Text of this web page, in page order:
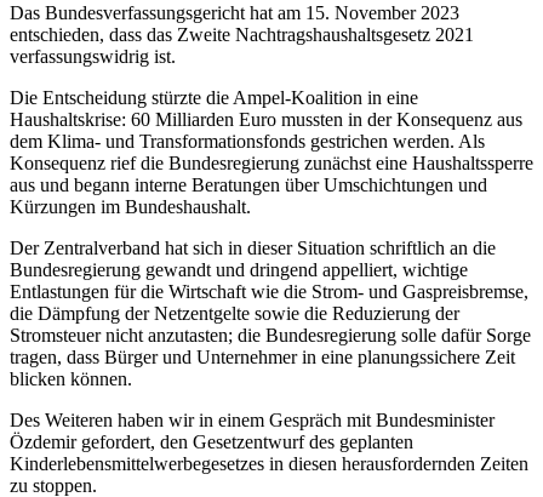
Das Bundesverfassungsgericht hat am 15. November 2023
entschieden, dass das Zweite Nachtragshaushaltsgesetz 2021
verfassungswidrig ist.
Die Entscheidung stürzte die Ampel-Koalition in eine
Haushaltskrise: 60 Milliarden Euro mussten in der Konsequenz aus
dem Klima- und Transformationsfonds gestrichen werden. Als
Konsequenz rief die Bundesregierung zunächst eine Haushaltssperre
aus und begann interne Beratungen über Umschichtungen und
Kürzungen im Bundeshaushalt.
Der Zentralverband hat sich in dieser Situation schriftlich an die
Bundesregierung gewandt und dringend appelliert, wichtige
Entlastungen für die Wirtschaft wie die Strom- und Gaspreisbremse,
die Dämpfung der Netzentgelte sowie die Reduzierung der
Stromsteuer nicht anzutasten; die Bundesregierung solle dafür Sorge
tragen, dass Bürger und Unternehmer in eine planungssichere Zeit
blicken können.
Des Weiteren haben wir in einem Gespräch mit Bundesminister
Özdemir gefordert, den Gesetzentwurf des geplanten
Kinderlebensmittelwerbegesetzes in diesen herausfordernden Zeiten
zu stoppen.